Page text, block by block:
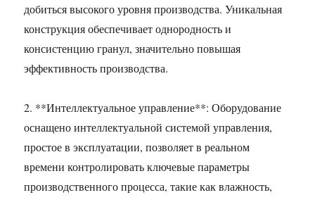
добиться высокого уровня производства. Уникальная
конструкция обеспечивает однородность и
консистенцию гранул, значительно повышая
эффективность производства.
2. **Интеллектуальное управление**: Оборудование
оснащено интеллектуальной системой управления,
простое в эксплуатации, позволяет в реальном
времени контролировать ключевые параметры
производственного процесса, такие как влажность,